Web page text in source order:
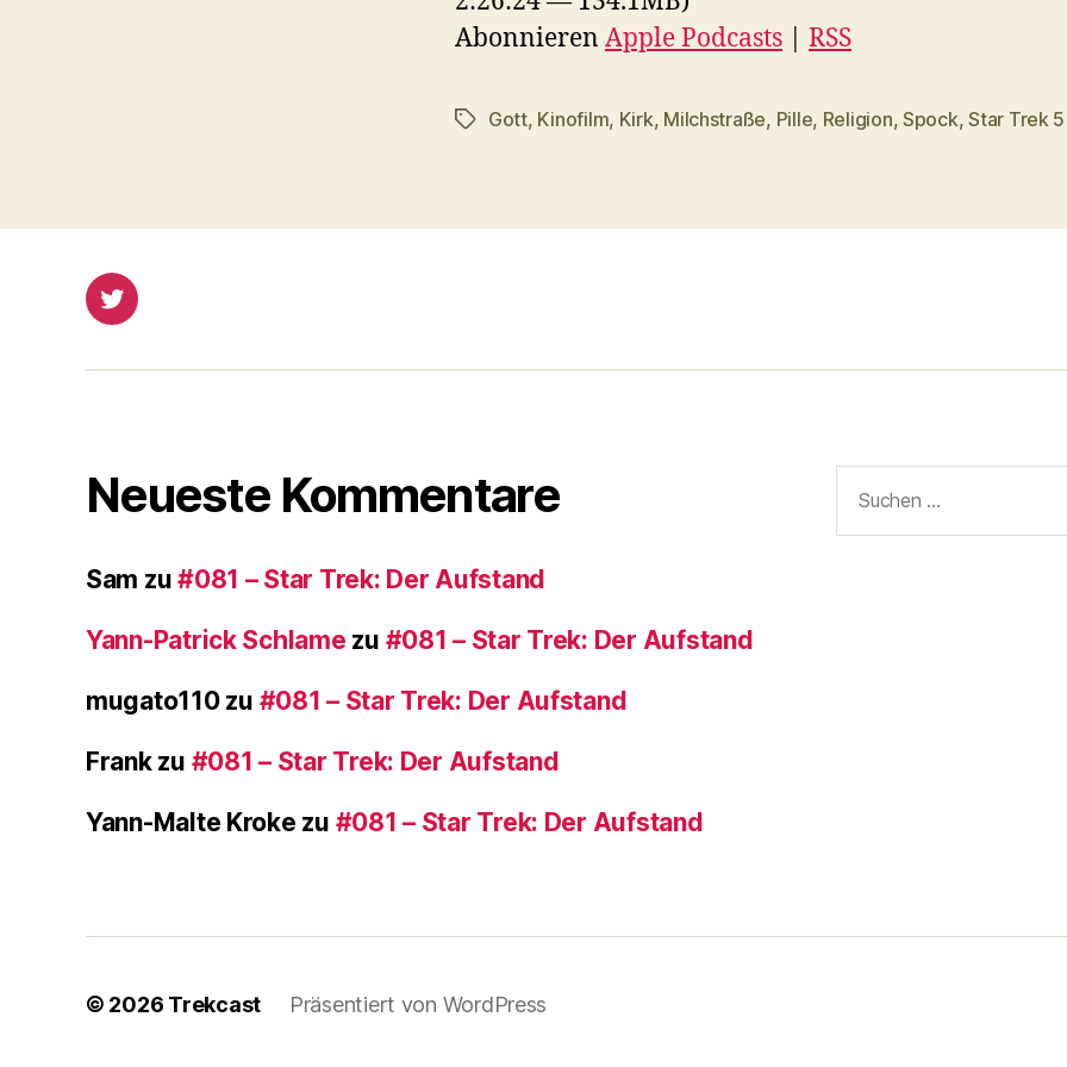
o
P
Abonnieren Apple Podcasts RSS
Schlagwörter
Gott, Kinofilm, Kirk, Milchstraße, Pille, Religion,Spock,Star Trek 5
Twitter
Neueste Kommentare
Sam zu#081 – Star Trek: Der Aufstand
Yann-Patrick Schlame zu #081 – Star Trek: Der Aufstand
mugato110zu #081 – Star Trek: Der Aufstand
Frankzu #081 – Star Trek: Der Aufstand
Yann-Malte Kroke zu #081 – Star Trek: Der Aufstand
nach:
© 2026 Trekcast Präsentiert von WordPress